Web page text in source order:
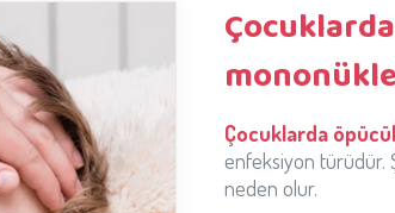
Çocuklarda
enfeksiyon türüdür.
neden olur.